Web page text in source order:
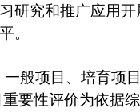
研究和推广应用
。
般项目、培育项目
性评价为依据综